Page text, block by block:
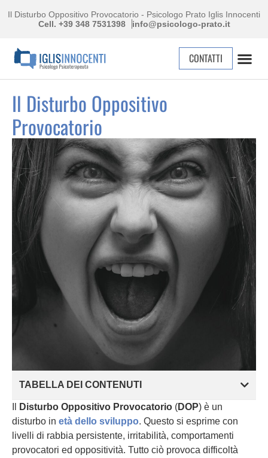
Il Disturbo Oppositivo Provocatorio - Psicologo Prato Iglis Innocenti
Cell. +39 348 7531398
info@psicologo-prato.it
CONTATTI
Il Disturbo Oppositivo
Provocatorio
TABELLA DEI CONTENUTI
Disturbo Oppositivo Provocatorio (DOP) è un
disturbo in età dello sviluppo. Questo si esprime con
livelli di rabbia persistente, irritabilità, comportamenti
provocatori ed oppositività. Tutto ciò provoca difficoltà